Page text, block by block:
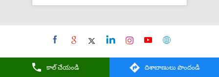
కాల్ చేయండి దిశాబాణులు పొందండి
inverter shop near me
two wheeler battery shop
car and bike battery store buy car battery